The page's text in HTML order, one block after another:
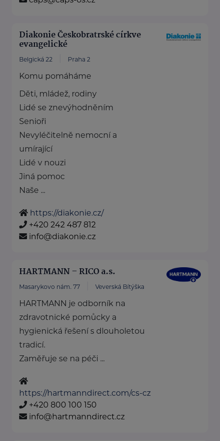
Diakonie Českobratrské církve
evangelické
Belgická 22 Praha 2
Komu pomáháme
Děti, mládež, rodiny
Lidé se znevýhodněním
Senioři
Nevyléčitelně nemocní a
umírající
Lidé v nouzi
Jiná pomoc
Naše ...
https://diakonie.cz/
+420 242 487 812
info@diakonie.cz
HARTMANN – RICO a.s.
Masarykovo nám. 77 Veverská Bítýška
HARTMANN je odborník na
zdravotnické pomůcky a
hygienická řešení s dlouholetou
tradicí.
Zaměřuje se na péči ...
https://hartmanndirect.com/cs-cz
+420 800 100 150
info@hartmanndirect.cz